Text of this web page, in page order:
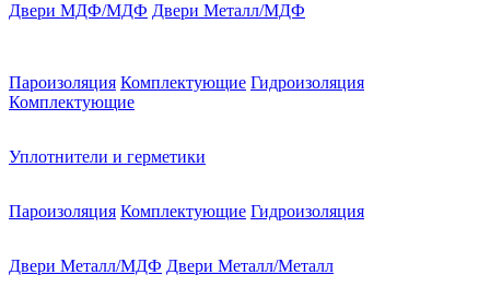
Двери МДФ/МДФ Двери Металл/МДФ
Пароизоляция Комплектующие Гидроизоляция
Комплектующие
Уплотнители и герметики
Пароизоляция Комплектующие Гидроизоляция
Двери Металл/МДФ Двери Металл/Металл